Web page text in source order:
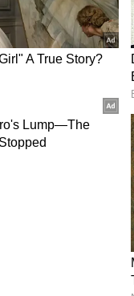
பகுதியில் உள்ள
வரும் வரை
சார்பில்